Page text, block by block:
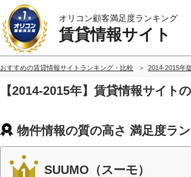
オリコン顧客満足度ランキング
賃貸情報サイト
おすすめの賃貸情報サイトランキング・比較 2014-2015年
【2014-2015年】賃貸情報サイト
物件情報の質の高さ 満足度ラ
SUUMO（スーモ）